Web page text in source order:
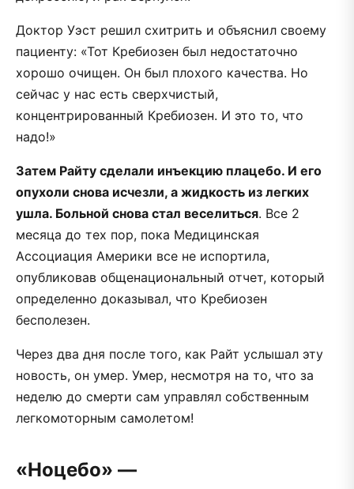
Доктор Уэст решил схитрить и объяснил своему
пациенту: «Тот Кребиозен был недостаточно
хорошо очищен. Он был плохого качества. Но
сейчас у нас есть сверхчистый,
концентрированный Кребиозен. И это то, что
надо!»
Затем Райту сделали инъекцию плацебо. И его
опухоли снова исчезли, а жидкость из легких
ушла. Больной снова стал веселиться. Все 2
месяца до тех пор, пока Медицинская
Ассоциация Америки все не испортила,
опубликовав общенациональный отчет, который
определенно доказывал, что Кребиозен
бесполезен.
Через два дня после того, как Райт услышал эту
новость, он умер. Умер, несмотря на то, что за
неделю до смерти сам управлял собственным
легкомоторным самолетом!
«Ноцебо» —